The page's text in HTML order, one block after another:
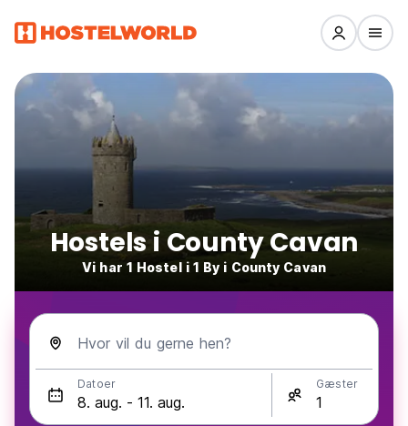
Hostels i County Cavan
Vi har 1 Hostel i 1 By i County Cavan
Hvor vil du gerne hen?
Datoer Gæster